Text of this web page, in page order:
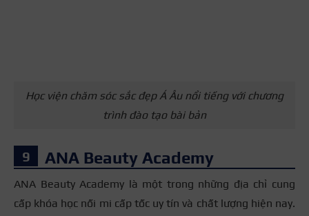
Học viện chăm sóc sắc đẹp Á Âu nổi tiếng với chương
trình đào tạo bài bản
ANA Beauty Academy
ANA Beauty Academy là một trong những địa chỉ cung
cấp khóa học nối mi cấp tốc uy tín và chất lượng hiện nay.